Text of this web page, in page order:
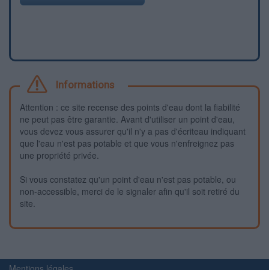
Informations
Attention : ce site recense des points d'eau dont la fiabilité
ne peut pas être garantie. Avant d'utiliser un point d'eau,
vous devez vous assurer qu'il n'y a pas d'écriteau indiquant
que l'eau n'est pas potable et que vous n'enfreignez pas
une propriété privée.
Si vous constatez qu'un point d'eau n'est pas potable, ou
non-accessible, merci de le signaler afin qu'il soit retiré du
site.